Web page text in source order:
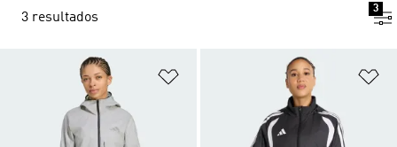
3 resultados
3
Añadir a la lista de deseos